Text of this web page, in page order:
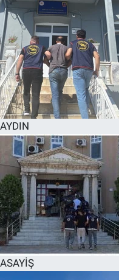
AYDIN
ASAYİŞ